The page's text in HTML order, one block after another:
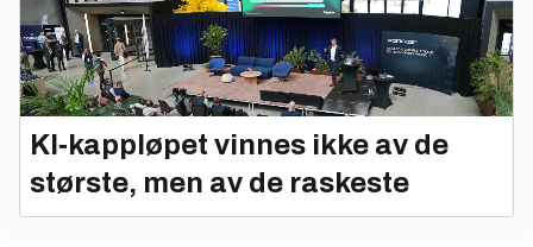
KI‑kappløpet vinnes ikke av de
største, men av de raskeste